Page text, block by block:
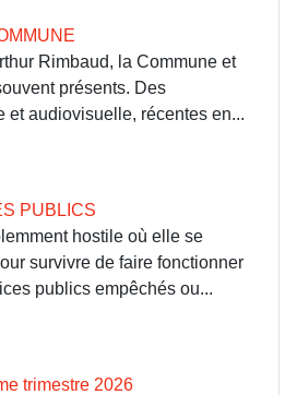
Rimbaud, la Commune et
présents. Des
et audiovisuelle, récentes en...
PUBLICS
hostile où elle se
survivre de faire fonctionner
publics empêchés ou...
trimestre 2026